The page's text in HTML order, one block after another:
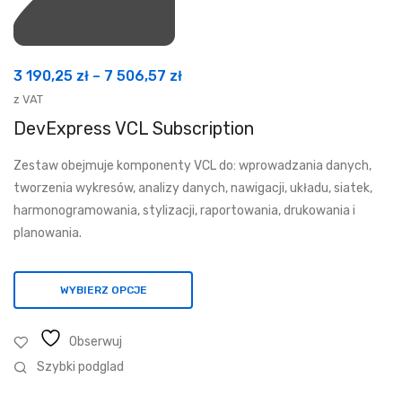
3 190,25 zł – 7 506,57 złZakres
od
190,25 zł
do
z VAT
DevExpress VCL Subscription
Zestaw obejmuje komponenty VCL do: wprowadzania danych,
tworzenia wykresów, analizy danych, nawigacji, układu, siatek,
harmonogramowania, stylizacji, raportowania, drukowania i
planowania.
WYBIERZ OPCJE
Obserwuj
Szybki podglad